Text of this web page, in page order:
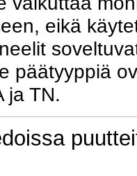
eikä
päätyyppiä
ja TN.